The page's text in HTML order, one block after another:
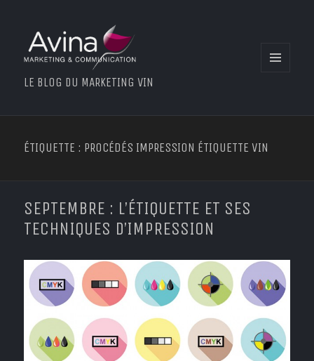
LE BLOG DU MARKETING VIN
ÉTIQUETTE : PROCÉDÉS IMPRESSION ÉTIQUETTE VIN
SEPTEMBRE : L’ÉTIQUETTE ET SES
TECHNIQUES D’IMPRESSION